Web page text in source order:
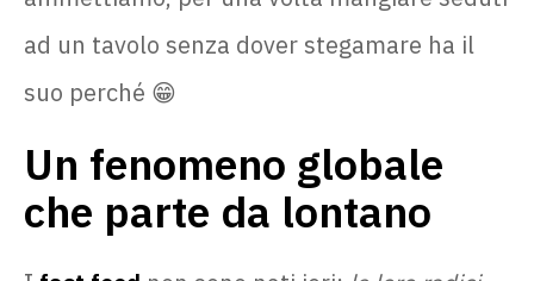
ad un tavolo senza dover stegamare ha il
suo perché 😁
Un fenomeno globale
che parte da lontano